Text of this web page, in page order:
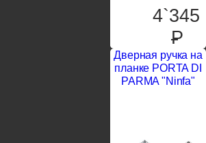
4`345
P
Дверная ручка на
планке PORTA DI
PARMA "Ninfa"